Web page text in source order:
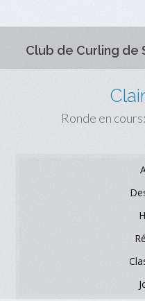
Club de Curling de
Ronde en